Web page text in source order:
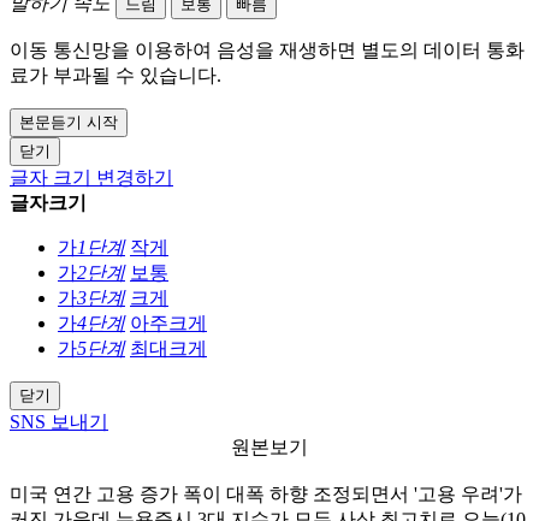
느림 보통 빠름
이동 통신망을 이용하여 음성을 재생하면 별도의 데이터 통화
료가 부과될 수 있습니다.
본문듣기 시작
닫기
글자 크기 변경하기
글자크기
가1단계 작게
가2단계 보통
가3단계 크게
가4단계 아주크게
가5단계 최대크게
닫기
SNS 보내기
원본보기
미국 연간 고용 증가 폭이 대폭 하향 조정되면서 '고용 우려'가